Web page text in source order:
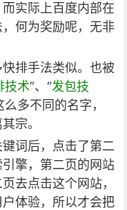
实际上百度内部在
何为奖励呢，无非
排手法类似。也被
技术”、“发包技
多不同的名字，
宗。
词后，点击了第二
擎，第二页的网站
去点击这个网站，
体验，所以才会把